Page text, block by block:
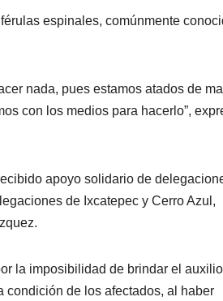
espinales, comúnmente
nada, pues estamos atados de
con los medios para hacerlo”,
apoyo solidario de
de Ixcatepec y Cerro Azul,
la imposibilidad de brindar el auxilio
condición de los afectados, al haber